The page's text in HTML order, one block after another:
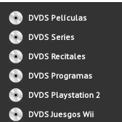
DVDS Películas
DVDS Series
DVDS Recitales
DVDS Programas
DVDS Playstation 2
DVDS Juesgos Wii